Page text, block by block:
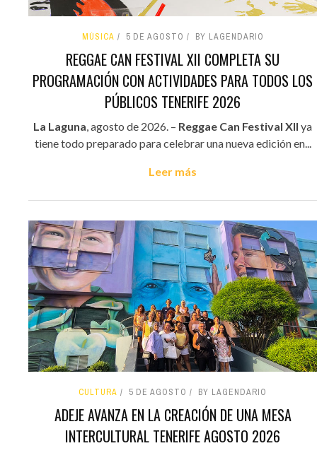
MÚSICA 5 DE AGOSTO BY LAGENDARIO
REGGAE CAN FESTIVAL XII COMPLETA SU
PROGRAMACIÓN CON ACTIVIDADES PARA TODOS LOS
PÚBLICOS TENERIFE 2026
La Laguna, agosto de 2026. – Reggae Can Festival XII ya
tiene todo preparado para celebrar una nueva edición en...
Leer más
CULTURA 5 DE AGOSTO BY LAGENDARIO
ADEJE AVANZA EN LA CREACIÓN DE UNA MESA
INTERCULTURAL TENERIFE AGOSTO 2026